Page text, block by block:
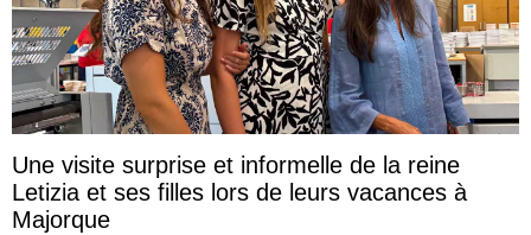
Une visite surprise et informelle de la reine
Letizia et ses filles lors de leurs vacances à
Majorque